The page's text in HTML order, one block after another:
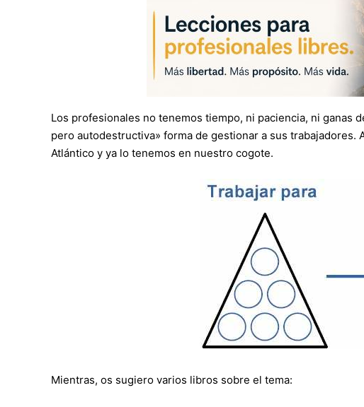
Los profesionales no tenemos tiempo, ni paciencia, ni ganas
pero autodestructiva» forma de gestionar a sus
Atlántico y ya lo tenemos en nuestro cogote.
Mientras, os sugiero varios libros sobre el tema: